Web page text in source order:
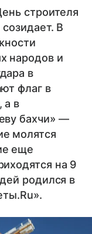
строителя
В
народов и
в
флаг в
а в
бахчи» —
молятся
еще
на 9
родился в